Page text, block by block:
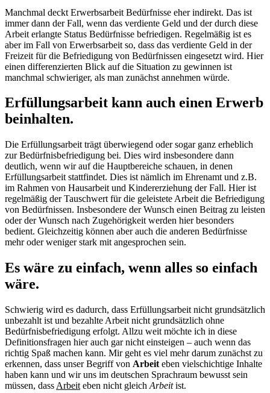
Manchmal deckt Erwerbsarbeit Bedürfnisse eher indirekt. Das ist
immer dann der Fall, wenn das verdiente Geld und der durch diese
Arbeit erlangte Status Bedürfnisse befriedigen. Regelmäßig ist es
aber im Fall von Erwerbsarbeit so, dass das verdiente Geld in der
Freizeit für die Befriedigung von Bedürfnissen eingesetzt wird. Hier
einen differenzierten Blick auf die Situation zu gewinnen ist
manchmal schwieriger, als man zunächst annehmen würde.
Erfüllungsarbeit kann auch einen Erwerb
beinhalten.
Die Erfüllungsarbeit trägt überwiegend oder sogar ganz erheblich
zur Bedürfnisbefriedigung bei. Dies wird insbesondere dann
deutlich, wenn wir auf die Hauptbereiche schauen, in denen
Erfüllungsarbeit stattfindet. Dies ist nämlich im Ehrenamt und z.B.
im Rahmen von Hausarbeit und Kindererziehung der Fall. Hier ist
regelmäßig der Tauschwert für die geleistete Arbeit die Befriedigung
von Bedürfnissen. Insbesondere der Wunsch einen Beitrag zu leisten
oder der Wunsch nach Zugehörigkeit werden hier besonders
bedient. Gleichzeitig können aber auch die anderen Bedürfnisse
mehr oder weniger stark mit angesprochen sein.
Es wäre zu einfach, wenn alles so einfach
wäre.
Schwierig wird es dadurch, dass Erfüllungsarbeit nicht grundsätzlich
unbezahlt ist und bezahlte Arbeit nicht grundsätzlich ohne
Bedürfnisbefriedigung erfolgt. Allzu weit möchte ich in diese
Definitionsfragen hier auch gar nicht einsteigen – auch wenn das
richtig Spaß machen kann. Mir geht es viel mehr darum zunächst zu
erkennen, dass unser Begriff von Arbeit eben vielschichtige Inhalte
haben kann und wir uns im deutschen Sprachraum bewusst sein
müssen, dass Arbeit eben nicht gleich Arbeitist.